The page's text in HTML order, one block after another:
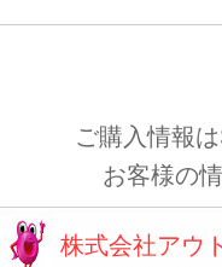
ご購入情報
お客様の
株式会社アウ